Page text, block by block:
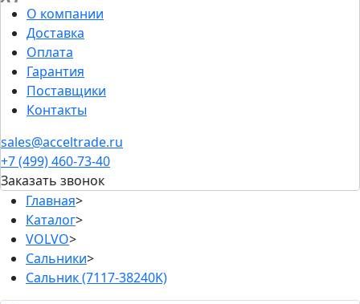
О компании
Доставка
Оплата
Гарантия
Поставщики
Контакты
sales@acceltrade.ru
+7 (499) 460-73-40
Заказать звонок
Главная>
Каталог>
VOLVO>
Сальники>
Сальник (7117-38240K)